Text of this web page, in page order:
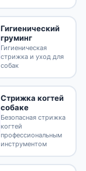
Гигиенический
груминг
Гигиеническая
стрижка и уход для
собак
Стрижка когтей
собаке
Безопасная стрижка
когтей
профессиональным
инструментом